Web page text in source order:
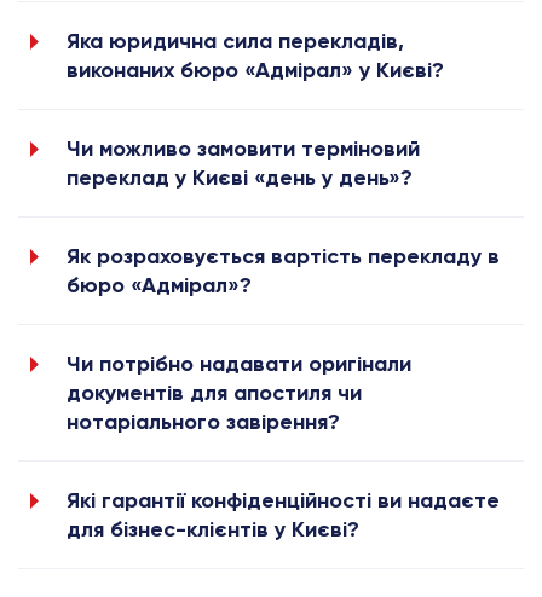
Яка юридична сила перекладів,
виконаних бюро «Адмірал» у Києві?
Чи можливо замовити терміновий
переклад у Києві «день у день»?
Як розраховується вартість перекладу в
бюро «Адмірал»?
Чи потрібно надавати оригінали
документів для апостиля чи
нотаріального завірення?
Які гарантії конфіденційності ви надаєте
для бізнес-клієнтів у Києві?